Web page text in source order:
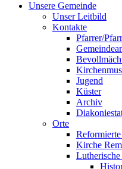
Unsere Gemeinde
Unser Leitbild
Kontakte
Pfarrer/
Jugend
Küster
Archiv
Orte
Kirche